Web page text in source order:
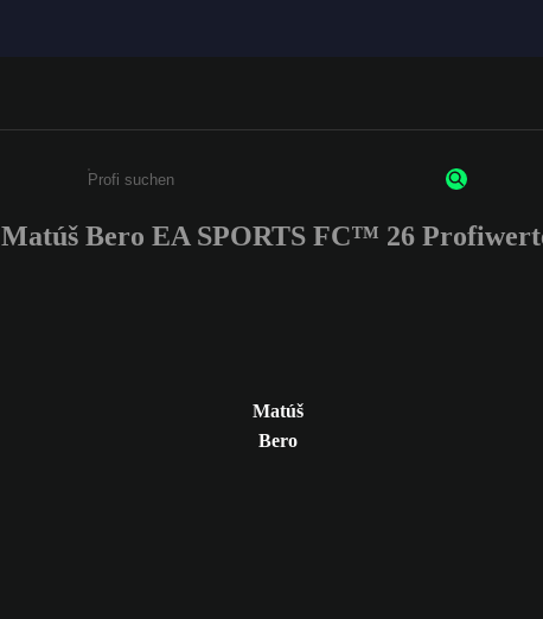
Gib mindestens 3 Zeichen oder Ziffern ein
Matúš Bero EA SPORTS FC™ 26
Matúš
Bero